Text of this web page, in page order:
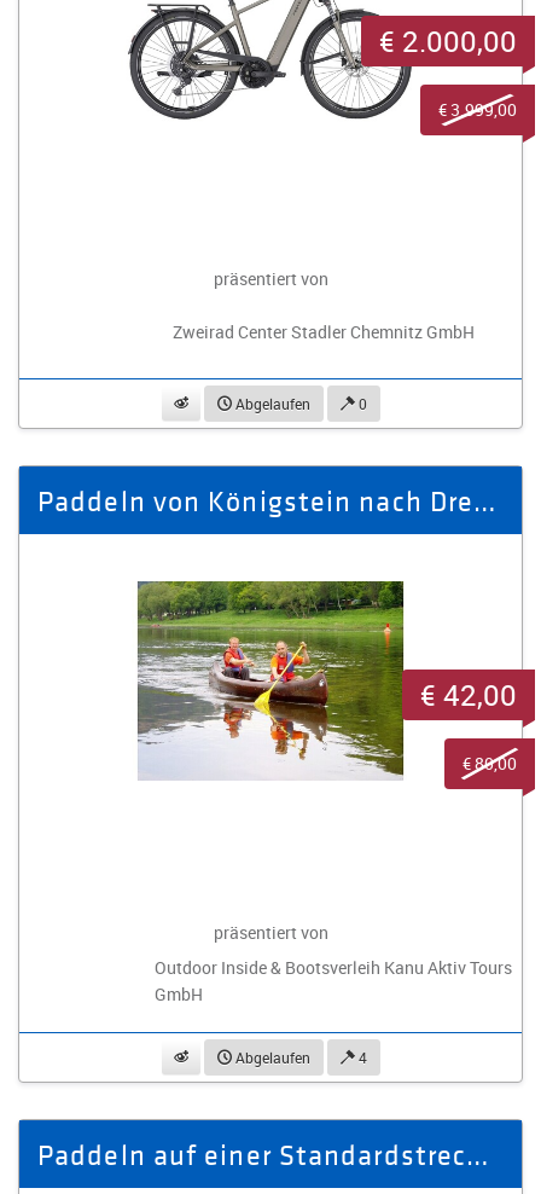
präsentiert von
Zweirad Center Stadler Chemnitz GmbH
beobachtenAbgelaufen 0
€ 2.000,00
€ 3.999,00
Paddeln von Königstein nach Dresden Laubegast für 2 Personen
präsentiert von
Outdoor Inside & Bootsverleih Kanu Aktiv Tours
GmbH
beobachtenAbgelaufen 4
€ 42,00
€ 80,00
Paddeln auf einer Standardstrecke für 8 Personen